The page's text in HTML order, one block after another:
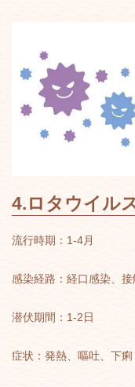
4.ロタウイル
流行時期：1-4月
感染経路：経口感染、接
潜伏期間：1-2日
症状：発熱、嘔吐、下痢